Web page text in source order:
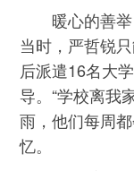
暖心的善举
当时，严哲锐
后派遣16名大
导。“学校离我
雨，他们每周
忆。